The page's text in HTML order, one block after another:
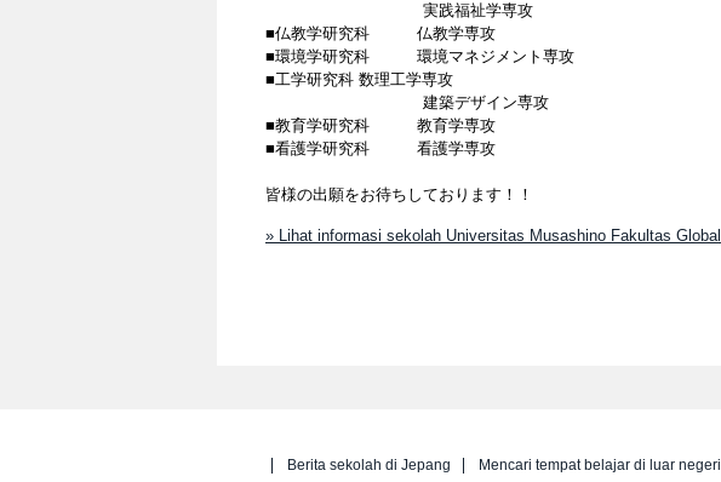
実践福祉学専攻
■仏教学研究科 仏教学専攻
■環境学研究科 環境マネジメント専攻
■工学研究科 数理工学専攻
建築デザイン専攻
■教育学研究科 教育学専攻
■看護学研究科 看護学専攻
皆様の出願をお待ちしております！！
» Lihat informasi sekolah Universitas Musashino Fakultas Global
Berita sekolah di Jepang Mencari tempat belajar di luar negeri